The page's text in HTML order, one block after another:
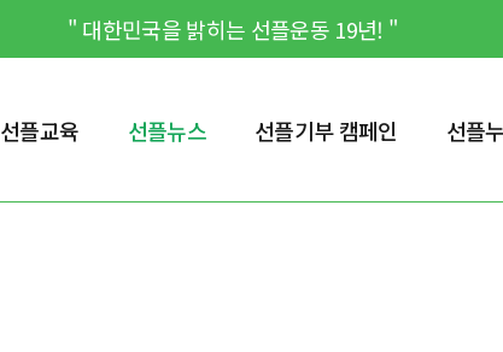
" 대한민국을 밝히는 선플운동 19년! "
선플교육 선플뉴스 선플기부 캠페인 선플